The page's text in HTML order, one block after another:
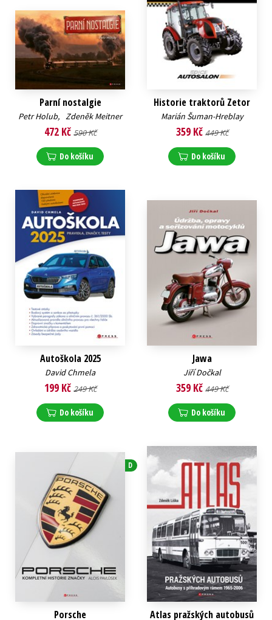
Parní nostalgie
Petr Holub, Zdeněk Meitner
472 Kč 590 Kč
Do košíku
Historie traktorů Zetor
Marián Šuman-Hreblay
359 Kč 449 Kč
Do košíku
Autoškola 2025
David Chmela
199 Kč 249 Kč
Do košíku
Jawa
Jiří Dočkal
359 Kč 449 Kč
Do košíku
D
Porsche Atlas pražských autobusů